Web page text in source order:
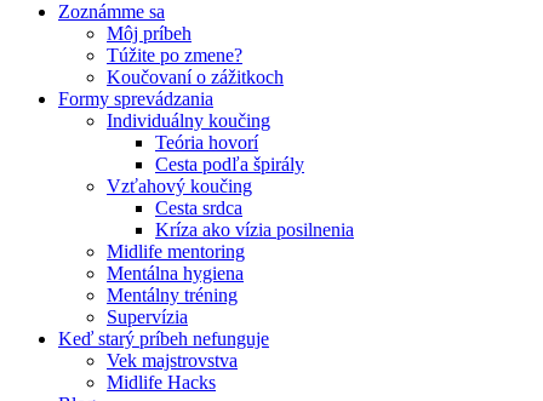
Zoznámme sa
Môj príbeh
Túžite po zmene?
Koučovaní o zážitkoch
Formy sprevádzania
Individuálny koučing
Teória hovorí
Cesta podľa špirály
Vzťahový koučing
Cesta srdca
Kríza ako vízia posilnenia
Midlife mentoring
Mentálna hygiena
Mentálny tréning
Supervízia
Keď starý príbeh nefunguje
Vek majstrovstva
Midlife Hacks